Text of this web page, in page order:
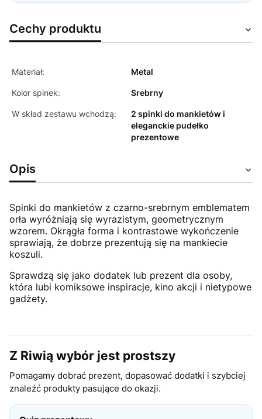
Cechy produktu
Materiał: Metal
Kolor spinek: Srebrny
W skład zestawu wchodzą:
2 spinki do mankietów i
eleganckie pudełko
prezentowe
Opis
Spinki do mankietów z czarno-srebrnym emblematem
orła wyróżniają się wyrazistym, geometrycznym
wzorem. Okrągła forma i kontrastowe wykończenie
sprawiają, że dobrze prezentują się na mankiecie
koszuli.
Sprawdzą się jako dodatek lub prezent dla osoby,
która lubi komiksowe inspiracje, kino akcji i nietypowe
gadżety.
Z Riwią wybór jest prostszy
Pomagamy dobrać prezent, dopasować dodatki i szybciej
znaleźć produkty pasujące do okazji.